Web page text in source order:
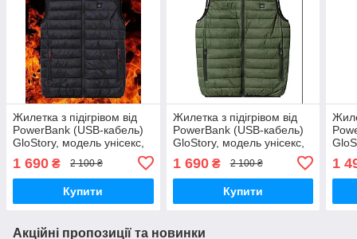
Жилетка з підігрівом від
PowerBank (USB-кабель)
GloStory, модель унісекс,
1 690 ₴ 2 100 ₴
Купити
Жилетка з підігрівом від
PowerBank (USB-кабель)
GloStory, модель унісекс,
1 690₴ 2 100 ₴
Купити
1
Акційні пропозиції та новинки